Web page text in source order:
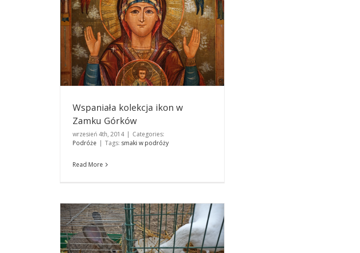
Wspaniała kolekcja ikon w
Zamku Górków
wrzesień 4th, 2014 | Categories:
Podróże | Tags: smaki w podróży
Read More
Święto plonów